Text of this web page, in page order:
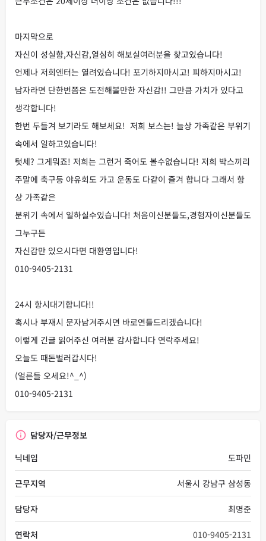
마지막으로
자신이 성실함,자신감,열심히 해보실여러분을 찾고있습니다!
언제나 저희엔터는 열려있습니다! 포기하지마시고! 피하지마시고!
남자라면 단한번쯤은 도전해볼만한 자신감!! 그만큼 가치가 있다고
생각합니다!
한번 두들겨 보기라도 해보세요! 저희 보스는! 늘상 가족같은 부위기
속에서 일하고있습니다!
텃세? 그게뭐죠! 저희는 그런거 죽어도 볼수없습니다! 저희 박스끼리
주말에 축구등 야유회도 가고 운동도 다같이 즐겨 합니다 그래서 항
상 가족같은
분위기 속에서 일하실수있습니다! 처음이신분들도,경험자이신분들도
그누구든
자신감만 있으시다면 대환영입니다!
010-9405-2131
24시 항시대기합니다!!
혹시나 부재시 문자남겨주시면 바로연들드리겠습니다!
이렇게 긴글 읽어주신 여러분 감사합니다 연락주세요!
오늘도 때돈벌러갑시다!
(얼른들 오세요!^_^)
010-9405-2131
담당자/근무정보
닉네임
도파민
근무지역 서울시 강남구 삼성동
담당자 최명준
연락처 010-9405-2131